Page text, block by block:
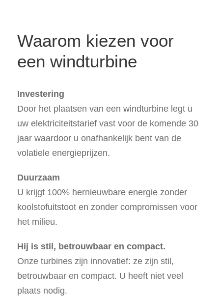
Waarom kiezen voor
een windturbine
Investering
Door het plaatsen van een windturbine legt u
uw elektriciteitstarief vast voor de komende 30
jaar waardoor u onafhankelijk bent van de
volatiele energieprijzen.
Duurzaam
U krijgt 100% hernieuwbare energie zonder
koolstofuitstoot en zonder compromissen voor
het milieu.
Hij is stil, betrouwbaar en compact.
Onze turbines zijn innovatief: ze zijn stil,
betrouwbaar en compact. U heeft niet veel
plaats nodig.